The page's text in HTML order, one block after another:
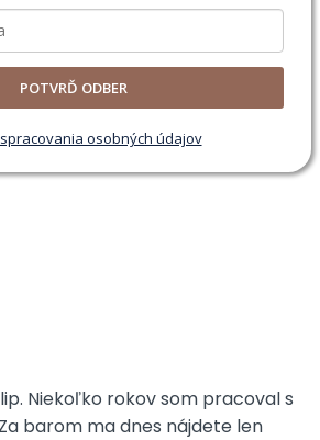
POTVRĎ ODBER
osobných údajov
Niekoľko rokov som pracoval s
barom ma dnes nájdete len